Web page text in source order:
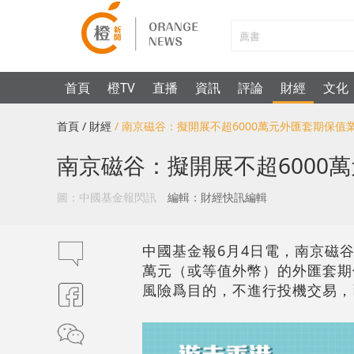
首頁 橙TV 直播 資訊 評論 財經 文化
首頁 / 財經 / 南京磁谷：擬開展不超6000萬元外匯套期保值
南京磁谷：擬開展不超6000
圖：中國基金報閃訊 編輯：財經快訊編輯
中國基金報6月4日電，南京磁
萬元（或等值外幣）的外匯套
風險爲目的，不進行投機交易